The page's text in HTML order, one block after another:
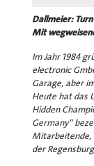
Dallmeier:
Mit
Im Jahr 1984
electronic
Garage, aber
Heute hat das
Hidden
Germany“
Mitarbeitende,
der